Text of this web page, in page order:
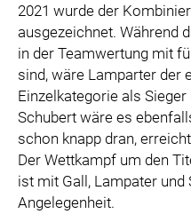
2021 wurde der
ausgezeichnet. Während
in der Teamwertung mit
sind, wäre Lamparter der
Einzelkategorie als
Schubert wäre es
schon knapp dran,
Der Wettkampf um den
ist mit Gall, Lampater
Angelegenheit.